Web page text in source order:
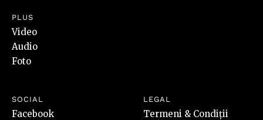
PLUS
Video
Audio
Foto
SOCIAL
Facebook
LEGAL
Termeni & Condiții